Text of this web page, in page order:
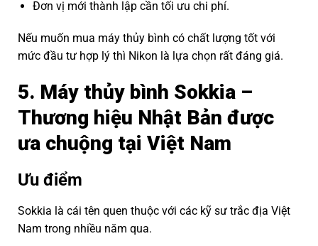
Đơn vị mới thành lập cần tối ưu chi phí.
Nếu muốn mua máy thủy bình có chất lượng tốt với
mức đầu tư hợp lý thì Nikon là lựa chọn rất đáng giá.
5. Máy thủy bình Sokkia –
Thương hiệu Nhật Bản được
ưa chuộng tại Việt Nam
Ưu điểm
Sokkia là cái tên quen thuộc với các kỹ sư trắc địa Việt
Nam trong nhiều năm qua.